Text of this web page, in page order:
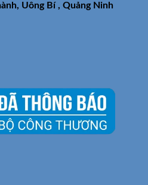
Uông Bí , Quảng Ninh